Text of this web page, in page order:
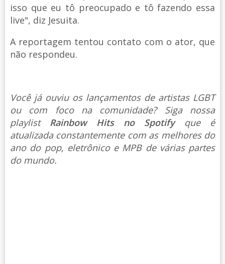
isso que eu tô preocupado e tô fazendo essa
live", diz Jesuita.
A reportagem tentou contato com o ator, que
não respondeu.
Você já ouviu os lançamentos de artistas LGBT
ou com foco na comunidade? Siga nossa
playlist Rainbow Hits no Spotify que é
atualizada constantemente com as melhores do
ano do pop, eletrônico e MPB de várias partes
do mundo.